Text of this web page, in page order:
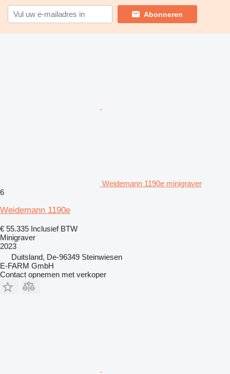
Abonneren
Weidemann 1190e minigraver
6
Weidemann 1190e
€ 55.335 Inclusief BTW
Minigraver
2023
Duitsland, De-96349 Steinwiesen
E-FARM GmbH
Contact opnemen met verkoper